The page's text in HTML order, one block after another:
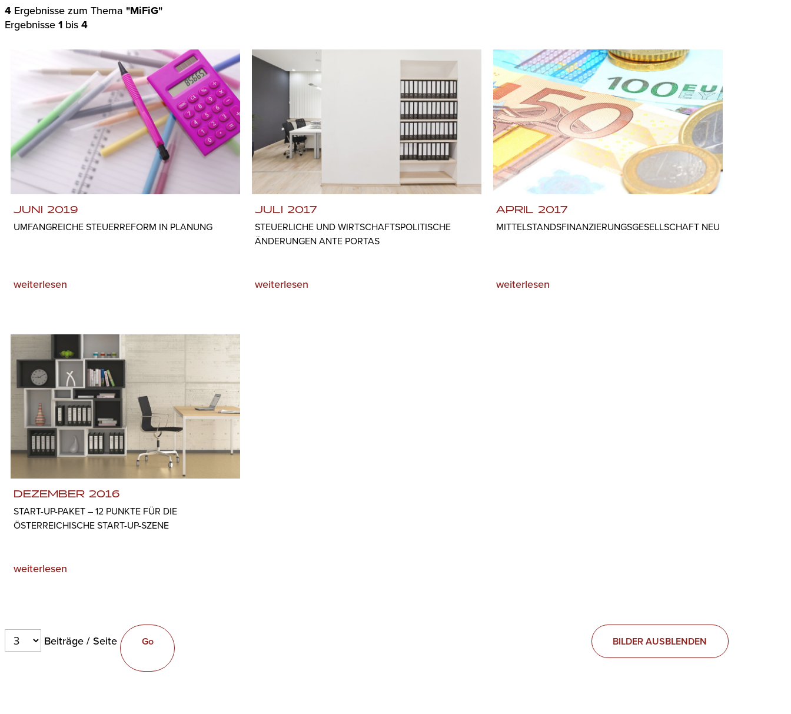
4 Ergebnisse zum Thema "MiFiG"
Ergebnisse1 bis4
JUNI 2019
UMFANGREICHE STEUERREFORM IN PLANUNG
weiterlesen
JULI 2017
STEUERLICHE UND WIRTSCHAFTSPOLITISCHE
ÄNDERUNGEN ANTE PORTAS
weiterlesen
APRIL 2017
MITTELSTANDS­FINANZIERUNGS­GESELLSCHAFT NEU
weiterlesen
DEZEMBER 2016
START-UP-PAKET – 12 PUNKTE FÜR DIE
ÖSTERREICHISCHE START-UP-SZENE
weiterlesen
Beiträge / Seite BILDER AUSBLENDEN